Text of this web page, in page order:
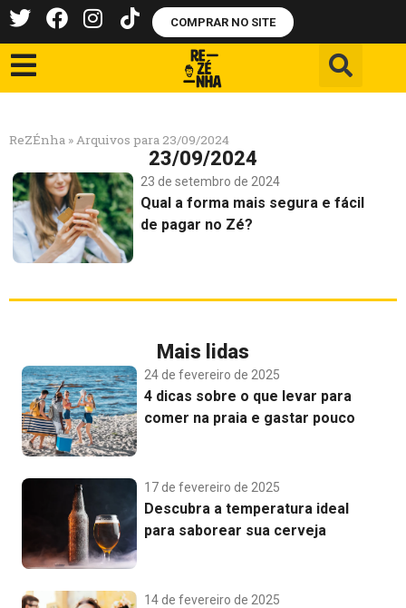
COMPRAR NO SITE
ReZÉnha »Arquivos para 23/09/2024
23/09/2024
23 de setembro de 2024
Qual a forma mais segura e fácil
de pagar no Zé?
Mais lidas
24 de fevereiro de 2025
4 dicas sobre o que levar para
comer na praia e gastar pouco
17 de fevereiro de 2025
Descubra a temperatura ideal
para saborear sua cerveja
14 de fevereiro de 2025